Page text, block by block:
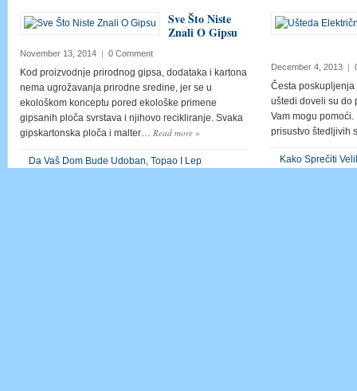
Sve Što Niste
Znali O Gipsu
November 13, 2014 | 0 Comment
Kod proizvodnje prirodnog gipsa, dodataka i kartona
nema ugrožavanja prirodne sredine, jer se u
ekološkom konceptu pored ekološke primene
gipsanih ploča svrstava i njihovo recikliranje. Svaka
gipskartonska ploča i malter… Read more »
Da Vaš Dom Bude Udoban, Topao I Lep
December 4, 2013 |
Česta
uštedi doveli su do
Vam mogu
prisustvo
Kako Sprečiti